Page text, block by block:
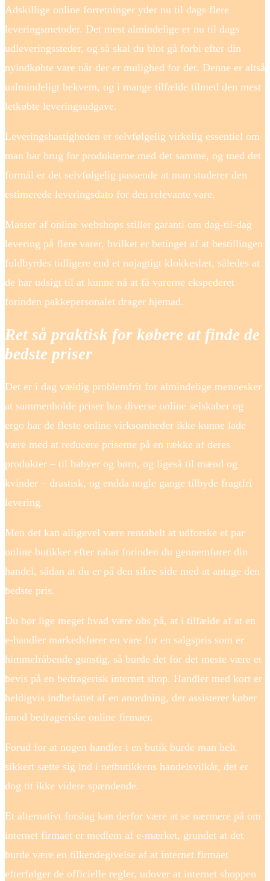
Adskillige online forretninger yder nu til dags flere
leveringsmetoder. Det mest almindelige er nu til dags
udleveringssteder, og så skal du blot gå forbi efter din
nyindkøbte vare når der er mulighed for det. Denne er altså
ualmindeligt bekvem, og i mange tilfælde tilmed den mest
letkøbte leveringsudgave.
Leveringshastigheden er selvfølgelig virkelig essentiel om
man har brug for produkterne med det samme, og med det
formål er det selvfølgelig passende at man studerer den
estimerede leveringsdato for den relevante vare.
Masser af online webshops stiller garanti om dag-til-dag
levering på flere varer, hvilket er betinget af at bestillingen
fuldbyrdes tidligere end et nøjagtigt klokkeslæt, således at
de har udsigt til at kunne nå at få varerne ekspederet
forinden pakkepersonalet drager hjemad.
Ret så praktisk for købere at finde de
bedste priser
Det er i dag vældig problemfrit for almindelige mennesker
at sammenholde priser hos diverse online selskaber og
ergo har de fleste online virksomheder ikke kunne lade
være med at reducere priserne på en række af deres
produkter – til babyer og børn, og ligeså til mænd og
kvinder – drastisk, og endda nogle gange tilbyde fragtfri
levering.
Men det kan alligevel være rentabelt at udforske et par
online butikker efter rabat forinden du gennemfører din
handel, sådan at du er på den sikre side med at antage den
bedste pris.
Du bør lige meget hvad være obs på, at i tilfælde af at en
e-handler markedsfører en vare for en salgspris som er
himmelråbende gunstig, så burde det for det meste være et
bevis på en bedragerisk internet shop. Handler med kort er
heldigvis indbefattet af en anordning, der assisterer køber
imod bedrageriske online firmaer.
Forud for at nogen handler i en butik burde man helt
sikkert sætte sig ind i netbutikkens handelsvilkår, det er
dog tit ikke videre spændende.
Et alternativt forslag kan derfor være at se nærmere på om
internet firmaet er medlem af e-mærket, grundet at det
burde være en tilkendegivelse af at internet firmaet
efterfølger de officielle regler, udover at internet shoppen